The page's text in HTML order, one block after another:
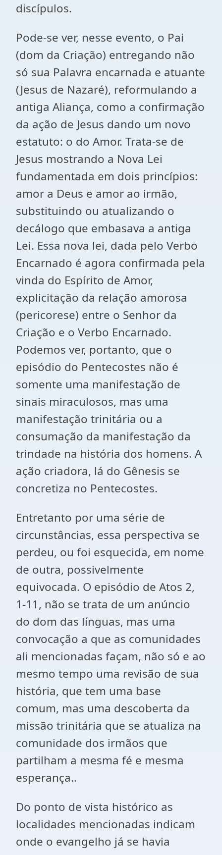
discípulos.
Pode-se ver, nesse evento, o Pai
(dom da Criação) entregando não
só sua Palavra encarnada e atuante
(Jesus de Nazaré), reformulando a
antiga Aliança, como a confirmação
da ação de Jesus dando um novo
estatuto: o do Amor. Trata-se de
Jesus mostrando a Nova Lei
fundamentada em dois princípios:
amor a Deus e amor ao irmão,
substituindo ou atualizando o
decálogo que embasava a antiga
Lei. Essa nova lei, dada pelo Verbo
Encarnado é agora confirmada pela
vinda do Espírito de Amor,
explicitação da relação amorosa
(pericorese) entre o Senhor da
Criação e o Verbo Encarnado.
Podemos ver, portanto, que o
episódio do Pentecostes não é
somente uma manifestação de
sinais miraculosos, mas uma
manifestação trinitária ou a
consumação da manifestação da
trindade na história dos homens. A
ação criadora, lá do Gênesis se
concretiza no Pentecostes.
Entretanto por uma série de
circunstâncias, essa perspectiva se
perdeu, ou foi esquecida, em nome
de outra, possivelmente
equivocada. O episódio de Atos 2,
1-11, não se trata de um anúncio
do dom das línguas, mas uma
convocação a que as comunidades
ali mencionadas façam, não só e ao
mesmo tempo uma revisão de sua
história, que tem uma base
comum, mas uma descoberta da
missão trinitária que se atualiza na
comunidade dos irmãos que
partilham a mesma fé e mesma
esperança..
Do ponto de vista histórico as
localidades mencionadas indicam
onde o evangelho já se havia